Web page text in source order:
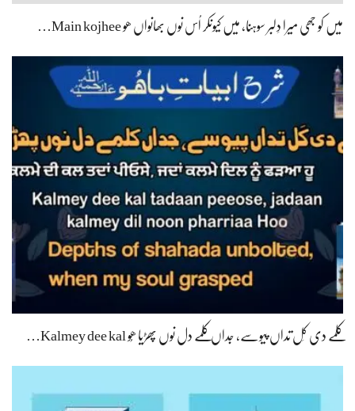
میں کو جھی میرا دِلبر سوہنا، میں کیونکر اُس نوں بھانواں ھو Main kojhee…
کلمے دی کَل تداں پیوسے، جداں کلمے دل نوں پھڑیا ھُو Kalmey dee kal…